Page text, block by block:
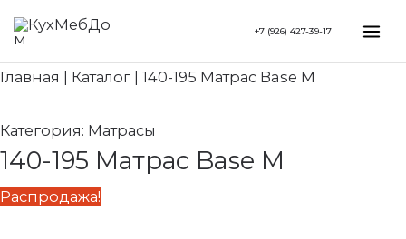
Перейти
содержимому
+7 (926) 427-39-17
Главная Каталог 140-195 Матрас Base M
Категория: Матрасы
140-195 Матрас Base M
Распродажа!
Первоначальная
составляла
900 ₽.
20
Search...